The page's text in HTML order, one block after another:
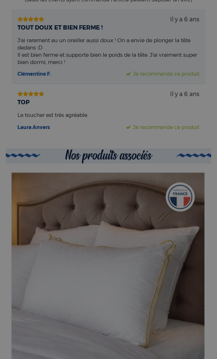
TOUT DOUX ET BIEN FERME !
Il y a 6 ans
J'ai rarement eu un oreiller aussi doux ! On a envie de plonger la tête
dedans :D
Il est bien ferme et supporte bien le poids de la tête. J'ai vraiment super
bien dormi, merci !
Clémentine F.
Je recommande ce produit
TOP
Il y a 6 ans
Le toucher est très agréable
Laura Anvers
Je recommande ce produit
Nos produits associés